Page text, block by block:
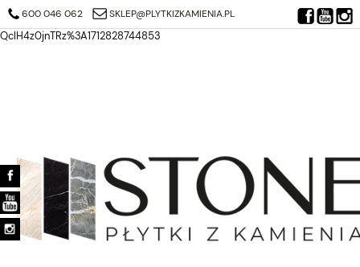
https://search.google.com/search-console/verification-download?
QclH4z0jnTRz%3A1712828744853
600 046 062 SKLEP@PLYTKIZKAMIENIA.PL